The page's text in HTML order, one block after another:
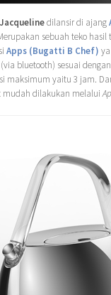
Jacquelinedilansir di ajang
sebuah teko hasil
Apps (Bugatti B Chef)
bluetooth) sesuai
maksimum yaitu 3 jam.
mudah dilakukan melalui